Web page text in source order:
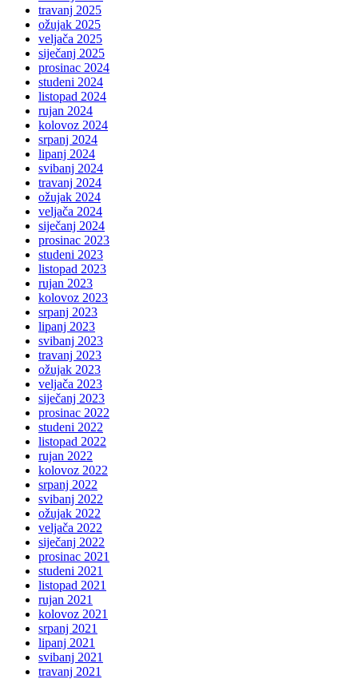
travanj 2025
ožujak 2025
veljača 2025
siječanj 2025
prosinac 2024
studeni 2024
listopad 2024
rujan 2024
kolovoz 2024
srpanj 2024
lipanj 2024
svibanj 2024
travanj 2024
ožujak 2024
veljača 2024
siječanj 2024
prosinac 2023
studeni 2023
listopad 2023
rujan 2023
kolovoz 2023
srpanj 2023
lipanj 2023
svibanj 2023
travanj 2023
ožujak 2023
veljača 2023
siječanj 2023
prosinac 2022
studeni 2022
listopad 2022
rujan 2022
kolovoz 2022
srpanj 2022
svibanj 2022
ožujak 2022
veljača 2022
siječanj 2022
prosinac 2021
studeni 2021
listopad 2021
rujan 2021
kolovoz 2021
srpanj 2021
lipanj 2021
svibanj 2021
travanj 2021